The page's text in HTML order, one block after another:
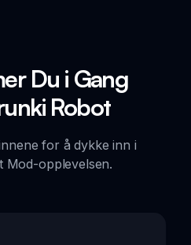
Du i Gang
Robot
for å dykke inn i
Mod-opplevelsen.